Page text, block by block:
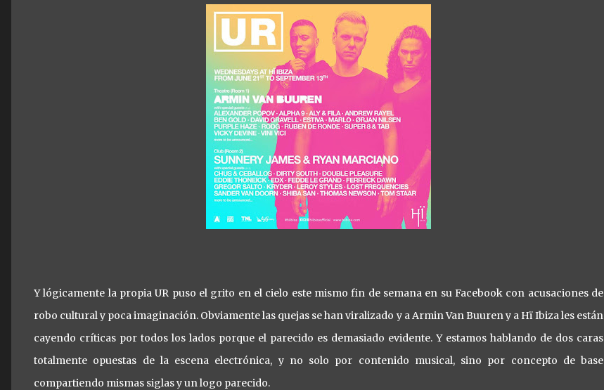
Y lógicamente la propia UR puso el grito en el cielo este mismo fin de semana en su Facebook con acusaciones de
robo cultural y poca imaginación. Obviamente las quejas se han viralizado y a Armin Van Buuren y a Hï Ibiza les están
cayendo críticas por todos los lados porque el parecido es demasiado evidente. Y estamos hablando de dos caras
totalmente opuestas de la escena electrónica, y no solo por contenido musical, sino por concepto de base
compartiendo mismas siglas y un logo parecido.